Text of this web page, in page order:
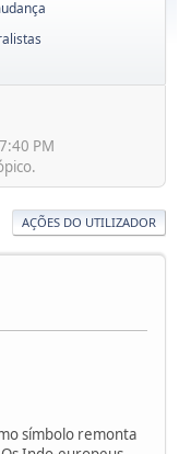
PM
AÇÕES DO UTILIZADOR
símbolo remonta